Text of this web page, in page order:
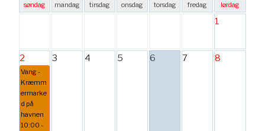
søndag mandag tirsdag onsdag torsdag fredag lørdag
1
2
Vang -
Kræmm
ermarke
d på
havnen
10:00 -
3 4 5 6 7 8